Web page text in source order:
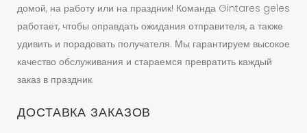
домой, на работу или на праздник! Команда Gintares geles
работает, чтобы оправдать ожидания отправителя, а также
удивить и порадовать получателя. Мы гарантируем высокое
качество обслуживания и стараемся превратить каждый
заказ в праздник.
ДОСТАВКА ЗАКАЗОВ